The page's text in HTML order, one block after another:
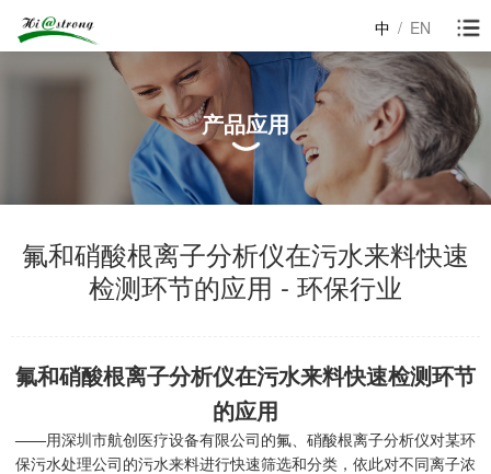
中 / EN
产品应用
氟和硝酸根离子分析仪在污水来料快速
检测环节的应用 - 环保行业
氟和硝酸根离子分析仪在污水来料快速检测环节
的应用
——用深圳市航创医疗设备有限公司的氟、硝酸根离子分析仪对某环
保污水处理公司的污水来料进行快速筛选和分类，依此对不同离子浓